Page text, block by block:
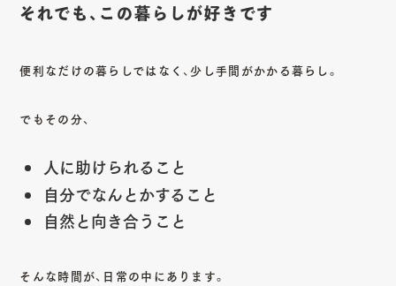
それでも、この暮らしが好きです
便利なだけの暮らしではなく、少し手間がかかる暮らし。
でもその分、
人に助けられること
自分でなんとかすること
自然と向き合うこと
そんな時間が、日常の中にあります。